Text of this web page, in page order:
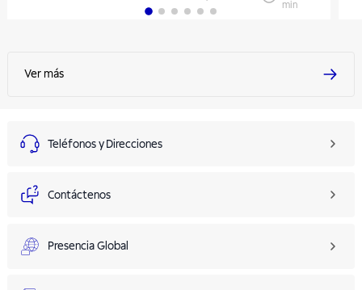
min
Ver más
Teléfonos y Direcciones
Contáctenos
Presencia Global